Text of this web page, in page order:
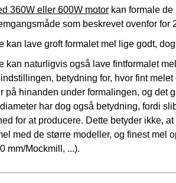
360W eller 600W motor kan formale
som beskrevet ovenfor for
kan lave groft formalet mel lige godt,
kan naturligvis også lave fintformalet
betydning for, hvor fint
på hinanden under formalingen, og det
har dog også betydning, fordi
for at producere. Dette betyder ikke,
med de større modeller, og finest
mm/Mockmill, ...).